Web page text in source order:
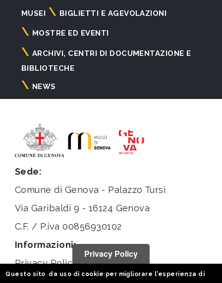
Navigazione
principale
MUSEI BIGLIETTI E AGEVOLAZIONI
MOSTRE ED EVENTI
ARCHIVI, CENTRI DI DOCUMENTAZIONE E
BIBLIOTECHE
NEWS
Sede:
Comune di Genova - Palazzo Tursi
Via Garibaldi 9 - 16124 Genova
C.F. / P.iva 00856930102
Informazioni:
Privacy Policy
Privacy Policy
Questo sito da uso di cookie per migliorare l'esperienza di